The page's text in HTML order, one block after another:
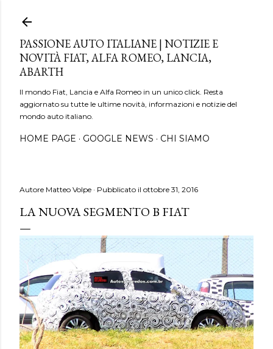
PASSIONE AUTO ITALIANE | NOTIZIE E
NOVITÀ FIAT, ALFA ROMEO, LANCIA,
ABARTH
Il mondo Fiat, Lancia e Alfa Romeo in un unico click. Resta
aggiornato su tutte le ultime novità, informazioni e notizie del
mondo auto italiano.
HOME PAGE GOOGLE NEWS CHI SIAMO
Autore Matteo Volpe Pubblicato il ottobre 31, 2016
LA NUOVA SEGMENTO B FIAT